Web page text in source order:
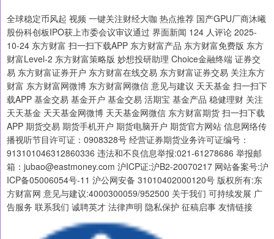
全球稳定币风起 视频 一键关注财经大咖 热点推荐 国产GPU厂商沐曦
股份科创板IPO获上市委会议审议通过 界面新闻 124 人评论 2025-
10-24 东方财富 扫一扫下载APP 东方财富产品 东方财富免费版 东方
财富Level-2 东方财富策略版 妙想投研助理 Choice金融终端 证券交
易 东方财富证券开户 东方财富在线交易 东方财富证券交易 关注东方
财富 东方财富网微博 东方财富网微信 意见与建议 天天基金 扫一扫下
载APP 基金交易 基金开户 基金交易 活期宝 基金产品 稳健理财 关注
天天基金 天天基金网微博 天天基金网微信 东方财富期货 扫一扫下载
APP 期货交易 期货手机开户 期货电脑开户 期货官方网站 信息网络传
播视听节目许可证：0908328号 经营证券期货业务许可证编号：
913101046312860336 违法和不良信息举报:021-61278686 举报邮
箱：jubao@eastmoney.com 沪ICP证:沪B2-20070217 网站备案号:沪
ICP备05006054号-11 沪公网安备 31010402000120号 版权所有:东
方财富网 意见与建议:4000300059/952500 关于我们 可持续发展 广
告服务 联系我们 诚聘英才 法律声明 隐私保护 征稿启事 友情链接